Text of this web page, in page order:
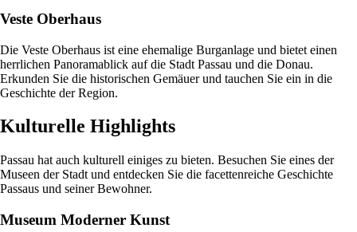
Veste Oberhaus
Die Veste Oberhaus ist eine ehemalige Burganlage und bietet einen
herrlichen Panoramablick auf die Stadt Passau und die Donau.
Erkunden Sie die historischen Gemäuer und tauchen Sie ein in die
Geschichte der Region.
Kulturelle Highlights
Passau hat auch kulturell einiges zu bieten. Besuchen Sie eines der
Museen der Stadt und entdecken Sie die facettenreiche Geschichte
Passaus und seiner Bewohner.
Museum Moderner Kunst